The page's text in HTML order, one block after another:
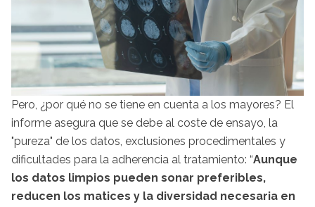
Pero, ¿por qué no se tiene en cuenta a los mayores? El
informe asegura que se debe al coste de ensayo, la
"pureza" de los datos, exclusiones procedimentales y
dificultades para la adherencia al tratamiento: “Aunque
los datos limpios pueden sonar preferibles,
reducen los matices y la diversidad necesaria en